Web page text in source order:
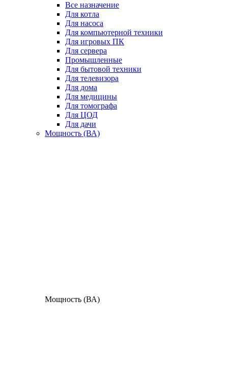
Все назначение
Для котла
Для насоса
Для компьютерной техники
Для игровых ПК
Для сервера
Промышленные
Для бытовой техники
Для телевизора
Для дома
Для медицины
Для томографа
Для ЦОД
Для дачи
Мощность (ВА)
Мощность (ВА)